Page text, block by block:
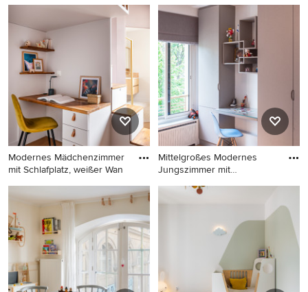
Mittelgroßes, Neutrales
Modernes Jugendzimmer mit
Arbeitsecke, weißer
Wandfarbe, braunem
Holzboden und braunem
Boden in Stuttgart
Modernes Kinderzimmer mit
Arbeitsecke, grauer
Wandfarbe, braunem
Holzboden und braunem
Boden in Paris
Modernes Mädchenzimmer
mit Schlafplatz, weißer Wan
Modernes Mädchenzimmer
mit Schlafplatz, weißer
Wandfarbe, braunem
Holzboden und braunem
Boden in Paris
Mittelgroßes Modernes
Jungszimmer mit
Mittelgroßes Modernes
Jungszimmer mit
Arbeitsecke, weißer
Wandfarbe und braunem
Holzboden in Paris